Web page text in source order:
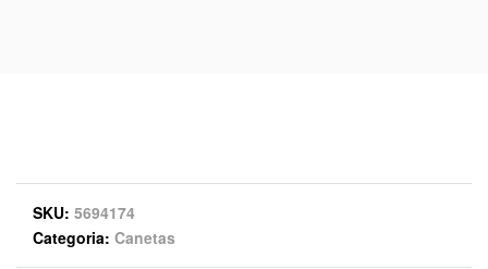
SKU 5694174
Categoria Canetas